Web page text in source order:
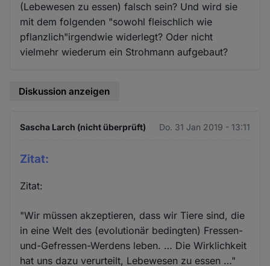
(Lebewesen zu essen) falsch sein? Und wird sie
mit dem folgenden "sowohl fleischlich wie
pflanzlich"irgendwie widerlegt? Oder nicht
vielmehr wiederum ein Strohmann aufgebaut?
Diskussion anzeigen
Sascha Larch (nicht überprüft) Do. 31 Jan 2019 - 13:11
Zitat:
Zitat:
"Wir müssen akzeptieren, dass wir Tiere sind, die
in eine Welt des (evolutionär bedingten) Fressen-
und-Gefressen-Werdens leben. … Die Wirklichkeit
hat uns dazu verurteilt, Lebewesen zu essen …"